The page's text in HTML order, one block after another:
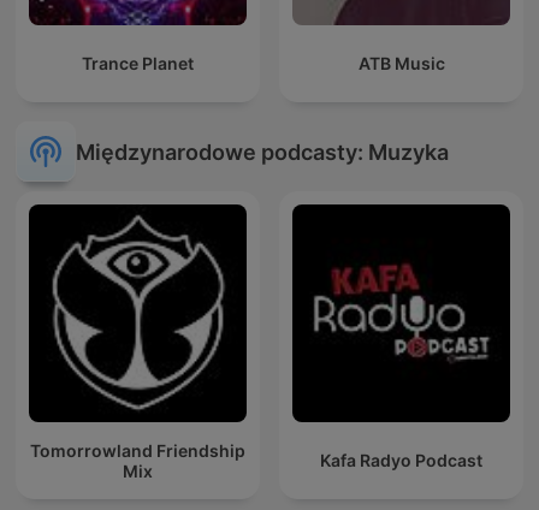
Trance Planet ATB Music
Międzynarodowe podcasty: Muzyka
Tomorrowland Friendship
Mix
Kafa Radyo Podcast